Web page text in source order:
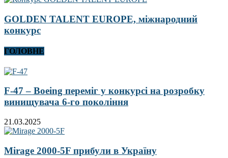
GOLDEN TALENT EUROPE, міжнародний
конкурс
ГОЛОВНЕ
F-47 – Boeing переміг у конкурсі на розробку
винищувача 6-го покоління
21.03.2025
Mirage 2000-5F прибули в Україну